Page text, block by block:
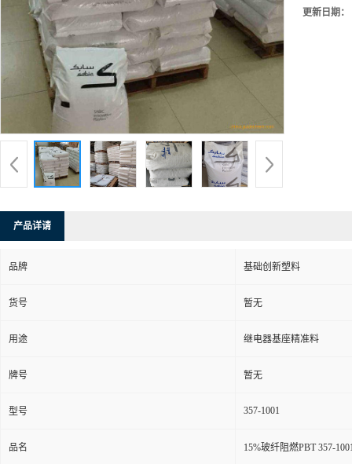
更新日期：
产品详请
品牌 基础创新塑料
货号 暂无
用途 继电器基座精准料
牌号 暂无
型号 357-1001
品名 15%玻纤阻燃PBT 357-